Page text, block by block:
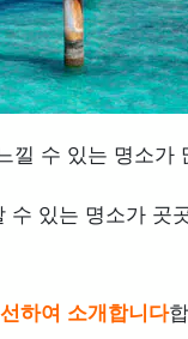
낄 수 있는 명소가
있는 명소가 곳
하여 소개합니다